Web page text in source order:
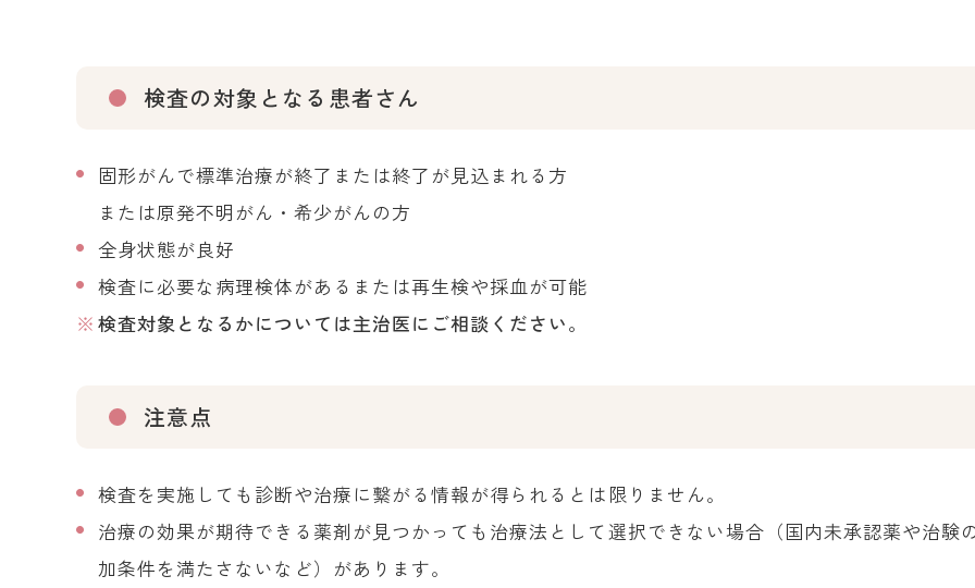
検査の対象となる患者さん
固形がんで標準治療が終了または終了が見込まれる方
または原発不明がん・希少がんの方
全身状態が良好
検査に必要な病理検体があるまたは再生検や採血が可能
検査対象となるかについては主治医にご相談ください。
注意点
検査を実施しても診断や治療に繋がる情報が得られるとは限りません。
治療の効果が期待できる薬剤が見つかっても治療法として選択できない場合（国内未承認薬や治験
加条件を満たさないなど）があります。